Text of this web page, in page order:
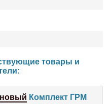
товары и
новый Комплект ГРМ